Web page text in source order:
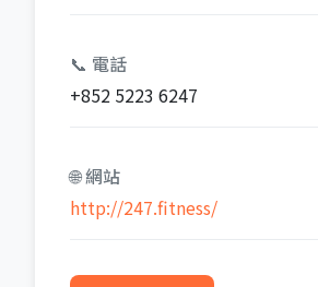
📞 電話
+852 5223 6247
🌐 網站
http://247.fitness/